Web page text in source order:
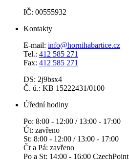
IČ: 00555932
Kontakty
E-mail: info@hornihabartice.cz
Tel.: 412 585 271
Fax: 412 585 271
DS: 2j9bsx4
Č. ú.: KB 15222431/0100
Úřední hodiny
Po: 8:00 - 12:00 / 13:00 - 17:00
Út: zavřeno
St: 8:00 - 12:00 / 13:00 - 17:00
Čt a Pá: zavřeno
Po a St: 14:00 - 16:00 CzechPoint